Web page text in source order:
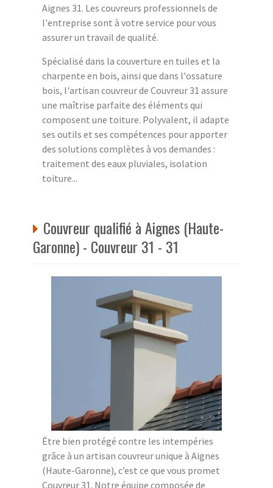
Aignes 31. Les couvreurs professionnels de
l'entreprise sont à votre service pour vous
assurer un travail de qualité.
Spécialisé dans la couverture en tuiles et la
charpente en bois, ainsi que dans l'ossature
bois, l'artisan couvreur de Couvreur 31 assure
une maîtrise parfaite des éléments qui
composent une toiture. Polyvalent, il adapte
ses outils et ses compétences pour apporter
des solutions complètes à vos demandes :
traitement des eaux pluviales, isolation
toiture...
Couvreur qualifié à Aignes (Haute-
Garonne) - Couvreur 31 - 31
Être bien protégé contre les intempéries
grâce à un artisan couvreur unique à Aignes
(Haute-Garonne), c’est ce que vous promet
Couvreur 31. Notre équipe composée de